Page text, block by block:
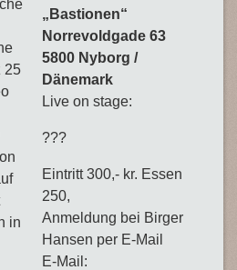
25
in
„Bastionen“
Norrevoldgade 63
5800 Nyborg /
Dänemark
Live on stage:
???
Eintritt 300,- kr. Essen
250,
Anmeldung bei Birger
Hansen per E-Mail
E-Mail: